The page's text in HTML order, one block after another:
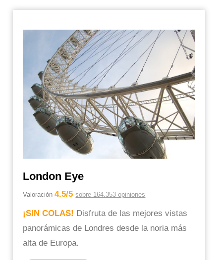
London Eye
Valoración4.5/5sobre 164.353 opiniones
¡SIN COLAS! Disfruta de las mejores vistas
panorámicas de Londres desde la noria más
alta de Europa.